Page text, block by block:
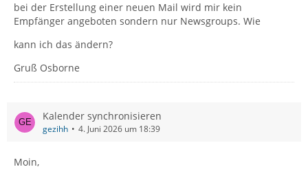
bei der Erstellung einer neuen Mail wird mir kein
Empfänger angeboten sondern nur Newsgroups. Wie
kann ich das ändern?
Gruß Osborne
Kalender synchronisieren
gezihh 4. Juni 2026 um 18:39
Moin,